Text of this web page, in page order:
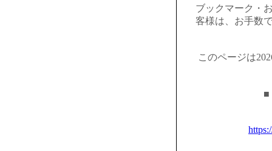
ブックマーク・
客様は、お手数
このページは
■